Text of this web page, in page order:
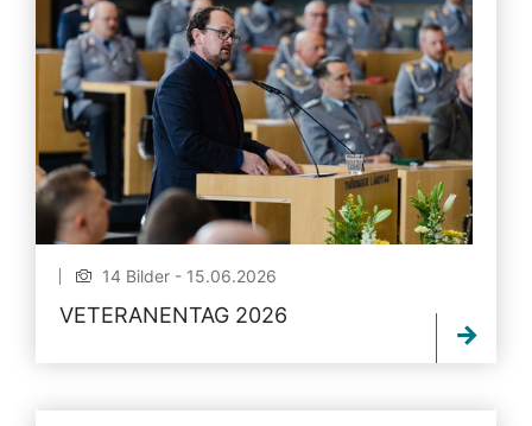
14 Bilder - 15.06.2026
VETERANENTAG 2026